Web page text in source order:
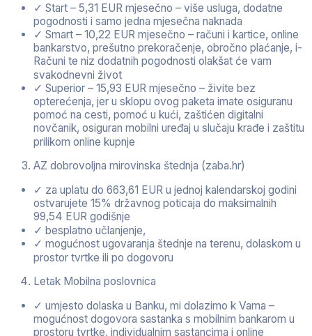
✓ Start – 5,31 EUR mjesečno – više usluga, dodatne
pogodnosti i samo jedna mjesečna naknada
✓ Smart – 10,22 EUR mjesečno – računi i kartice, online
bankarstvo, prešutno prekoračenje, obročno plaćanje, i-
Računi te niz dodatnih pogodnosti olakšat će vam
svakodnevni život
✓ Superior – 15,93 EUR mjesečno – živite bez
opterećenja, jer u sklopu ovog paketa imate osiguranu
pomoć na cesti, pomoć u kući, zaštićen digitalni
novčanik, osiguran mobilni uređaj u slučaju krađe i zaštitu
prilikom online kupnje
AZ dobrovoljna mirovinska štednja (zaba.hr)
✓ za uplatu do 663,61 EUR u jednoj kalendarskoj godini
ostvarujete 15% državnog poticaja do maksimalnih
99,54 EUR godišnje
✓ besplatno učlanjenje,
✓ mogućnost ugovaranja štednje na terenu, dolaskom u
prostor tvrtke ili po dogovoru
Letak Mobilna poslovnica
✓ umjesto dolaska u Banku, mi dolazimo k Vama –
mogućnost dogovora sastanka s mobilnim bankarom u
prostoru tvrtke, individualnim sastancima i online